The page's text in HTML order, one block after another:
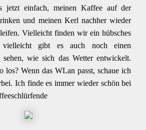
jetzt einfach, meinen Kaffee auf der
und meinen Kerl nachher wieder
Vielleicht finden wir ein hübsches
vielleicht gibt es auch noch einen
sehen, wie sich das Wetter entwickelt.
los? Wenn das WLan passt, schaue ich
Ich finde es immer wieder schön bei